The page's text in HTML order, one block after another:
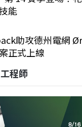
能
助攻德州電網
正式上線
程師